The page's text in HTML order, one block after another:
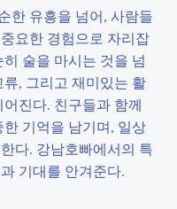
한 유흥을 넘어, 사람들
요한 경험으로 자리잡
술을 마시는 것을 넘
, 그리고 재미있는 활
진다. 친구들과 함께
기억을 남기며, 일상
다. 강남호빠에서의 특
기대를 안겨준다.